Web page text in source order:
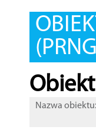
Nazwa obiektu: